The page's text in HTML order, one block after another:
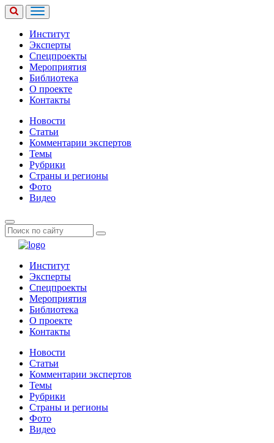
Институт
Эксперты
Спецпроекты
Мероприятия
Библиотека
О проекте
Контакты
Новости
Статьи
Комментарии экспертов
Темы
Рубрики
Страны и регионы
Фото
Видео
Институт
Эксперты
Спецпроекты
Мероприятия
Библиотека
О проекте
Контакты
Новости
Статьи
Комментарии экспертов
Темы
Рубрики
Страны и регионы
Фото
Видео